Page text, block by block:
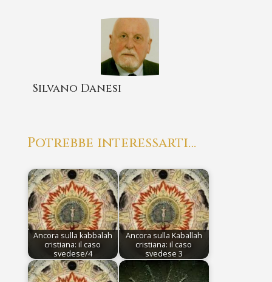
Silvano Danesi
Potrebbe interessarti…
Ancora sulla kabbalah
cristiana: il caso
svedese/4
Ancora sulla Kaballah
cristiana: il caso
svedese 3